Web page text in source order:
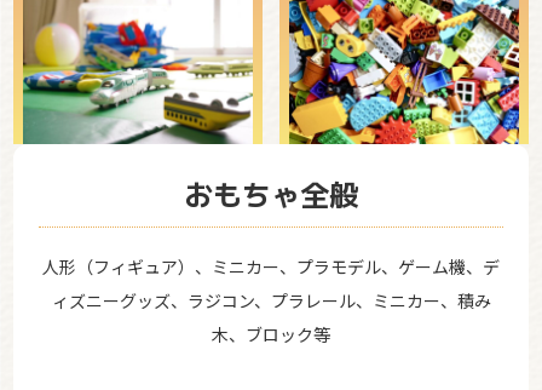
おもちゃ全般
人形（フィギュア）、ミニカー、プラモデル、ゲーム機、デ
ィズニーグッズ、ラジコン、プラレール、ミニカー、積み
木、ブロック等